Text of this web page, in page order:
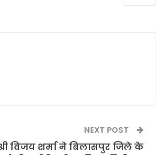
NEXT POST
विजय शर्मा ने बिलासपुर जिले के